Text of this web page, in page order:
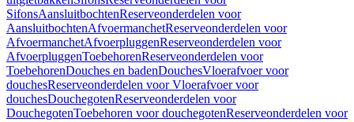
SifonsAansluitbochtenReserveonderdelen voor
AansluitbochtenAfvoermanchetReserveonderdelen voor
AfvoermanchetAfvoerpluggenReserveonderdelen voor
AfvoerpluggenToebehorenReserveonderdelen voor
ToebehorenDouches en badenDouchesVloerafvoer voor
douchesReserveonderdelen voor Vloerafvoer voor
douchesDouchegotenReserveonderdelen voor
DouchegotenToebehoren voor douchegotenReserveonderdelen voor